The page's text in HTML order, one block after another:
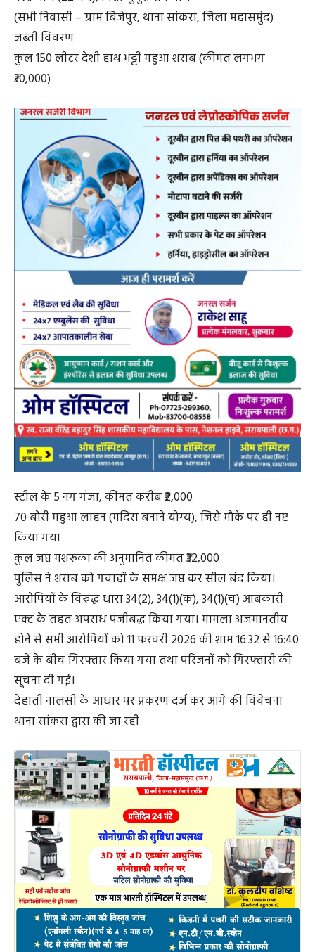
(सभी निवासी – ग्राम बिजेपुर, थाना सांकरा, जिला महासमुंद)
जब्ती विवरण
कुल 150 लीटर देशी हाथ भट्टी महुआ शराब (कीमत लगभग
₹30,000)
स्टील के 5 नग गंजा, कीमत करीब ₹2,000
70 बोरी महुआ लाहन (मदिरा बनाने योग्य), जिसे मौके पर ही नष्ट
किया गया
कुल जप्त मशरूका की अनुमानित कीमत ₹32,000
पुलिस ने शराब को गवाहों के समक्ष जप्त कर सील बंद किया।
आरोपियों के विरुद्ध धारा 34(2), 34(1)(क), 34(1)(च) आबकारी
एक्ट के तहत अपराध पंजीबद्ध किया गया। मामला अजमानतीय
होने से सभी आरोपियों को 11 फरवरी 2026 की शाम 16:32 से 16:40
बजे के बीच गिरफ्तार किया गया तथा परिजनों को गिरफ्तारी की
सूचना दी गई।
देहाती नालसी के आधार पर प्रकरण दर्ज कर आगे की विवेचना
थाना सांकरा द्वारा की जा रही